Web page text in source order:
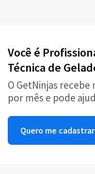
Você é
Técnica de
O GetNinjas recebe
por mês e pode
Quero me cadastrar